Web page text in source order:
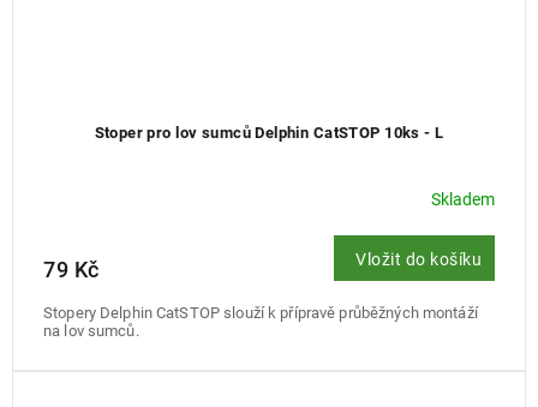
Stoper pro lov sumců Delphin CatSTOP 10ks - L
Skladem
79 Kč Vložit do košíku
Stopery Delphin CatSTOP slouží k přípravě průběžných montáží
na lov sumců.